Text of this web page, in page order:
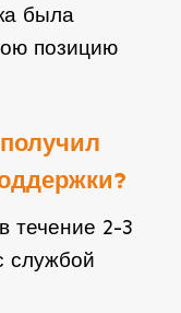
была
позицию
течение 2-3
службой